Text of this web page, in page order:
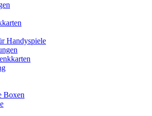
Handyspiele
Boxen